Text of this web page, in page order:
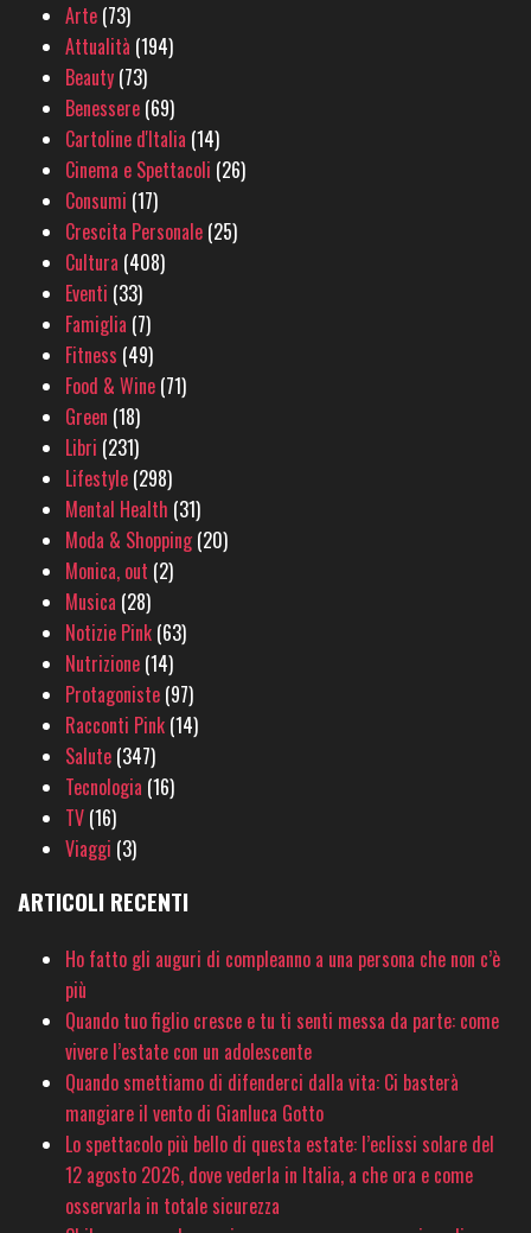
Arte (73)
Attualità (194)
Beauty (73)
Benessere (69)
Cartoline d'Italia (14)
Cinema e Spettacoli (26)
Consumi (17)
Crescita Personale (25)
Cultura (408)
Eventi (33)
Famiglia (7)
Fitness (49)
Food & Wine (71)
Green (18)
Libri (231)
Lifestyle (298)
Mental Health (31)
Moda & Shopping(20)
Monica, out (2)
Musica (28)
Notizie Pink (63)
Nutrizione (14)
Protagoniste (97)
Racconti Pink (14)
Salute (347)
Tecnologia (16)
TV (16)
Viaggi (3)
ARTICOLI RECENTI
Ho fatto gli auguri di compleanno a una persona che non c’è
più
Quando tuo figlio cresce e tu ti senti messa da parte: come
vivere l’estate con un adolescente
Quando smettiamo di difenderci dalla vita: Ci basterà
mangiare il vento di Gianluca Gotto
Lo spettacolo più bello di questa estate: l’eclissi solare del
12 agosto 2026, dove vederla in Italia, a che ora e come
osservarla in totale sicurezza